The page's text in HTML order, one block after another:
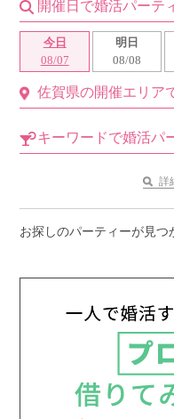
お問い合わせ
利用規約
個人情報保護方針launch
子どもの安全基準に関する
公式アカウン
約
おすすめの優
開催日で婚活パーテ
今日
08/07
明日
08/08
佐賀県の開催エリア
キーワードで婚活パ
詳
お探しのパーティーが見つ